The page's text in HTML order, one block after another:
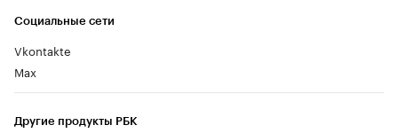
Социальные сети
Vkontakte
Max
Другие продукты РБК